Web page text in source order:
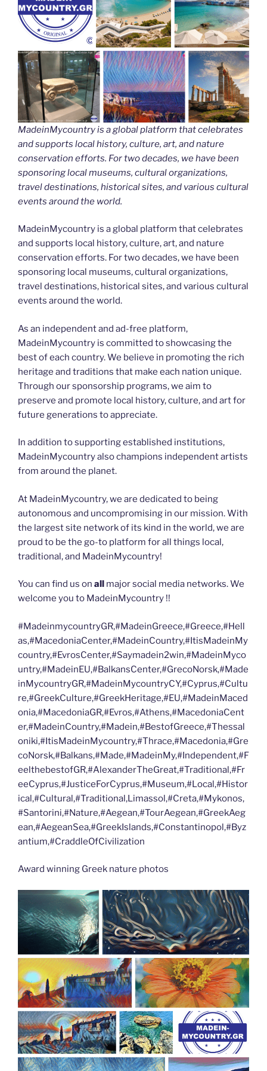
MadeinMycountry is a global platform that celebrates
and supports local history, culture, art, and nature
conservation efforts. For two decades, we have been
sponsoring local museums, cultural organizations,
travel destinations, historical sites, and various cultural
events around the world.
MadeinMycountry is a global platform that celebrates
and supports local history, culture, art, and nature
conservation efforts. For two decades, we have been
sponsoring local museums, cultural organizations,
travel destinations, historical sites, and various cultural
events around the world.
As an independent and ad-free platform,
MadeinMycountry is committed to showcasing the
best of each country. We believe in promoting the rich
heritage and traditions that make each nation unique.
Through our sponsorship programs, we aim to
preserve and promote local history, culture, and art for
future generations to appreciate.
In addition to supporting established institutions,
MadeinMycountry also champions independent artists
from around the planet.
At MadeinMycountry, we are dedicated to being
autonomous and uncompromising in our mission. With
the largest site network of its kind in the world, we are
proud to be the go-to platform for all things local,
traditional, and MadeinMycountry!
You can find us on all major social media networks. We
welcome you to MadeinMycountry !!
#MadeinmycountryGR,#MadeinGreece,#Greece,#Hell
as,#MacedoniaCenter,#MadeinCountry,#ItisMadeinMy
country,#EvrosCenter,#Saymadein2win,#MadeinMyco
untry,#MadeinEU,#BalkansCenter,#GrecoNorsk,#Made
inMycountryGR,#MadeinMycountryCY,#Cyprus,#Cultu
re,#GreekCulture,#GreekHeritage,#EU,#MadeinMaced
onia,#MacedoniaGR,#Evros,#Athens,#MacedoniaCent
er,#MadeinCountry,#Madein,#BestofGreece,#Thessal
oniki,#ItisMadeinMycountry,#Thrace,#Macedonia,#Gre
coNorsk,#Balkans,#Made,#MadeinMy,#Independent,#F
eelthebestofGR,#AlexanderTheGreat,#Traditional,#Fr
eeCyprus,#JusticeForCyprus,#Museum,#Local,#Histor
ical,#Cultural,#Traditional,Limassol,#Creta,#Mykonos,
#Santorini,#Nature,#Aegean,#TourAegean,#GreekAeg
ean,#AegeanSea,#GreekIslands,#Constantinopol,#Byz
antium,#CraddleOfCivilization
Award winning Greek nature photos